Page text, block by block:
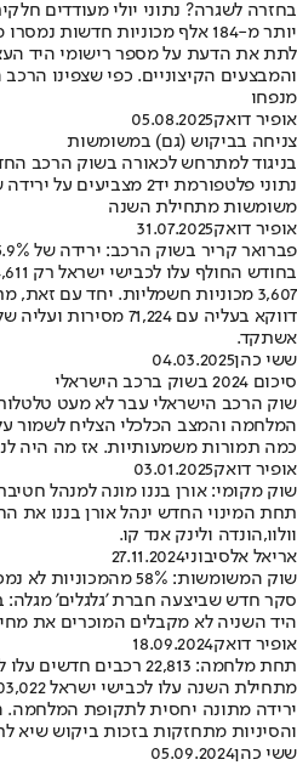
בחזרה לשגרה? נתוני יולי מעודדים
יותר מ-184 אלף מכוניות
והמבצעים הקיצוניים. כפי שצפינו
מנפחו
אופיר דואק05.08.2025
צניחה בביקוש (גם) במשומשות
בניגוד למתרחש לכאורה בשוק הרכב
משומשות מתחילת השנה
אופיר דואק31.07.2025
פברואר קריר בשוק הרכב: ירידה של 5.9% במסירות הרכב החדש
3,607 מכוניות חשמליות. יחד עם
אשתקד.
ששי כהן04.03.2025
סיכום 2024 בשוק ברכב הישראלי
שוק הרכב הישראלי עבר לא מעט
המלחמה והמצב הכלכלי הצליח לשמור
כמה תמורות משמעותיות. אז מה היה לנו ב-
אופיר דואק03.01.2025
שוק מקומי: אורן בננו מונה למנהל
תחת המינוי החדש ינהל אורן בננו את
וולוו,הונדה ולינק אנד קו.
אריאל אלסיבוני27.11.2024
שוק המשומשות: 58% מהמכוניות לא נמכרות במחיר מחירון
סקר חדש שביצעה חברת 'גלגלים' מגלה:
היד השניה לא מקבלים המוכרים את
אופיר דואק18.09.2024
תחת מלחמה: 22,813 רכבים חדשים עלו לכביש באוגוסט
ירידה מתונה יחסית לתקופת המלחמה.
והסיניות מתחזקות בזכות ביקוש שיא
ששי כהן05.09.2024